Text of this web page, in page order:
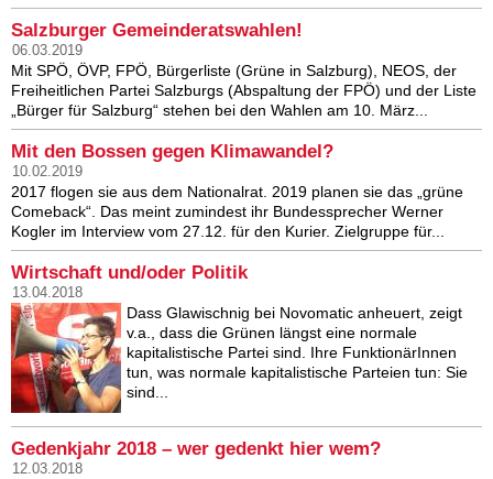
Salzburger Gemeinderatswahlen!
06.03.2019
Mit SPÖ, ÖVP, FPÖ, Bürgerliste (Grüne in Salzburg), NEOS, der
Freiheitlichen Partei Salzburgs (Abspaltung der FPÖ) und der Liste
„Bürger für Salzburg“ stehen bei den Wahlen am 10. März...
Mit den Bossen gegen Klimawandel?
10.02.2019
2017 flogen sie aus dem Nationalrat. 2019 planen sie das „grüne
Comeback“. Das meint zumindest ihr Bundessprecher Werner
Kogler im Interview vom 27.12. für den Kurier. Zielgruppe für...
Wirtschaft und/oder Politik
13.04.2018
Dass Glawischnig bei Novomatic anheuert, zeigt
v.a., dass die Grünen längst eine normale
kapitalistische Partei sind. Ihre FunktionärInnen
tun, was normale kapitalistische Parteien tun: Sie
sind...
Gedenkjahr 2018 – wer gedenkt hier wem?
12.03.2018